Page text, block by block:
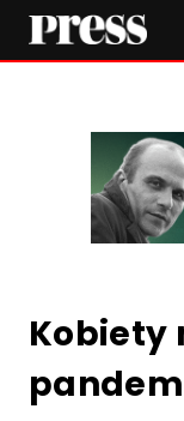
Kobiety